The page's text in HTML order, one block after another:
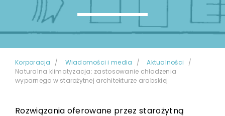
Korporacja Wiadomości i media
Aktualności
Naturalna klimatyzacja: zastosowanie chłodzenia
wyparnego w starożytnej architekturze arabskiej
Rozwiązania oferowane przez starożytną